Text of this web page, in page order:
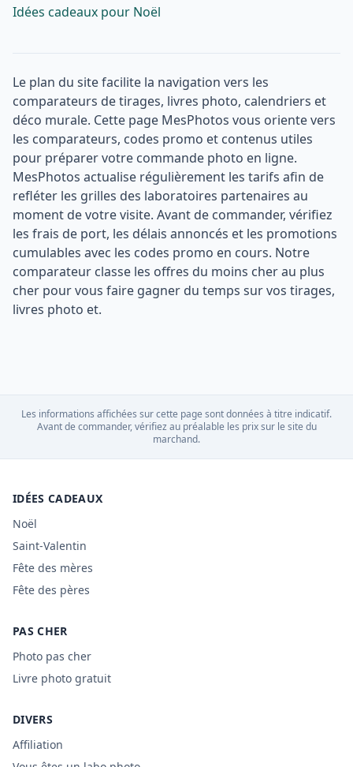
Idées cadeaux pour Noël
Le plan du site facilite la navigation vers les
comparateurs de tirages, livres photo, calendriers et
déco murale. Cette page MesPhotos vous oriente vers
les comparateurs, codes promo et contenus utiles
pour préparer votre commande photo en ligne.
MesPhotos actualise régulièrement les tarifs afin de
refléter les grilles des laboratoires partenaires au
moment de votre visite. Avant de commander, vérifiez
les frais de port, les délais annoncés et les promotions
cumulables avec les codes promo en cours. Notre
comparateur classe les offres du moins cher au plus
cher pour vous faire gagner du temps sur vos tirages,
livres photo et.
Les informations affichées sur cette page sont données à titre indicatif.
Avant de commander, vérifiez au préalable les prix sur le site du
marchand.
IDÉES CADEAUX
Noël
Saint-Valentin
Fête des mères
Fête des pères
PAS CHER
Photo pas cher
Livre photo gratuit
DIVERS
Affiliation